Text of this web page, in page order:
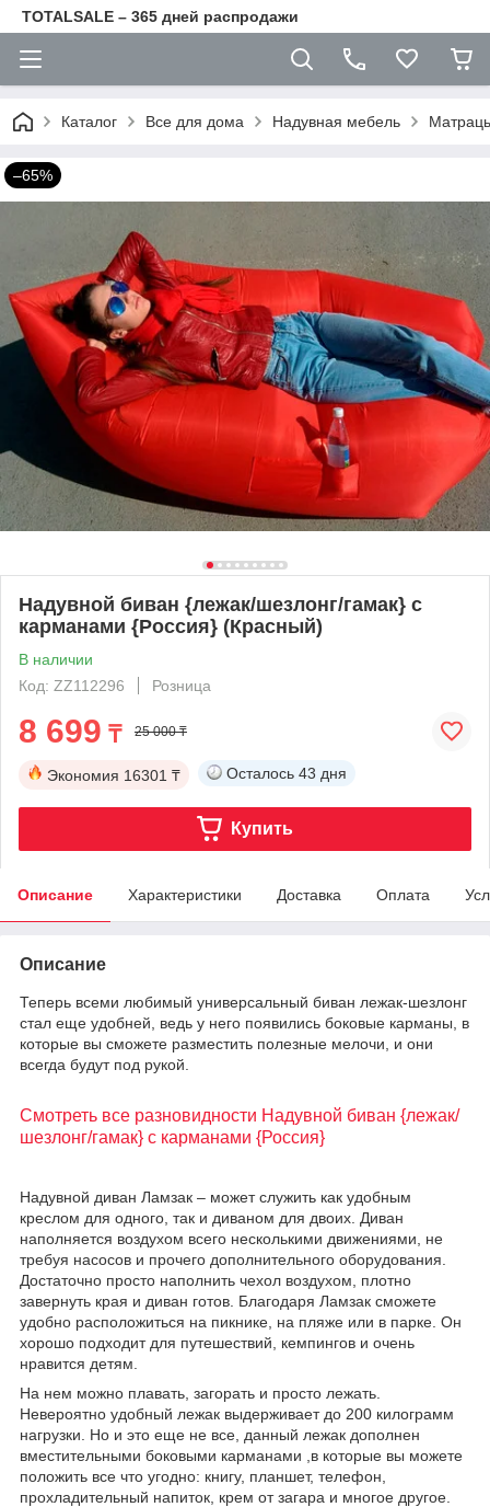
TOTALSALE – 365 дней распродажи
Каталог Все для дома Надувная мебель
–65%
Надувной биван {лежак/шезлонг/гамак} с
карманами {Россия} (Красный)
В наличии
Код: ZZ112296
Розница
8 699 ₸ 25 000 ₸
Экономия 16301 ₸ Осталось 43 дня
Купить
Описание Характеристики Доставка Оплата
Описание
Теперь всеми любимый универсальный биван лежак-шезлонг
стал еще удобней, ведь у него появились боковые карманы, в
которые вы сможете разместить полезные мелочи, и они
всегда будут под рукой.
Смотреть все разновидности Надувной биван {лежак/
шезлонг/гамак} с карманами {Россия}
Надувной диван Ламзак – может служить как удобным
креслом для одного, так и диваном для двоих. Диван
наполняется воздухом всего несколькими движениями, не
требуя насосов и прочего дополнительного оборудования.
Достаточно просто наполнить чехол воздухом, плотно
завернуть края и диван готов. Благодаря Ламзак сможете
удобно расположиться на пикнике, на пляже или в парке. Он
хорошо подходит для путешествий, кемпингов и очень
нравится детям.
На нем можно плавать, загорать и просто лежать.
Невероятно удобный лежак выдерживает до 200 килограмм
нагрузки. Но и это еще не все, данный лежак дополнен
вместительными боковыми карманами ,в которые вы можете
положить все что угодно: книгу, планшет, телефон,
прохладительный напиток, крем от загара и многое другое.